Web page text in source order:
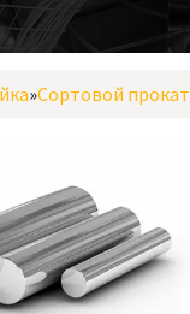
»Сортовой прокат